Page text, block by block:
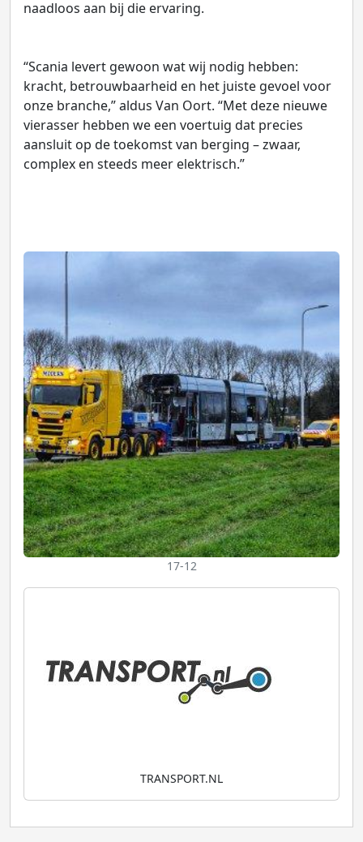
naadloos aan bij die ervaring.
“Scania levert gewoon wat wij nodig hebben:
kracht, betrouwbaarheid en het juiste gevoel voor
onze branche,” aldus Van Oort. “Met deze nieuwe
vierasser hebben we een voertuig dat precies
aansluit op de toekomst van berging – zwaar,
complex en steeds meer elektrisch.”
17-12
TRANSPORT.NL